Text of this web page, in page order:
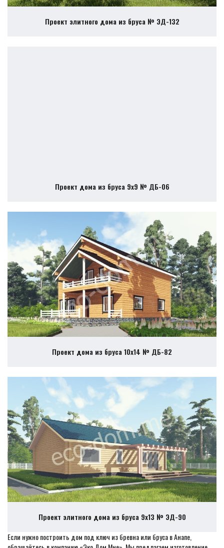
Проект элитного дома из бруса № ЭД-132
Проект дома из бруса 9х9 № ДБ-06
Проект дома из бруса 10х14 № ДБ-82
Проект элитного дома из бруса 9х13 № ЭД-90
Если нужно построить дом под ключ из бревна или бруса в Анапе,